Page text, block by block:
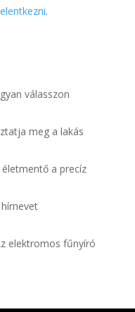
.
válasszon
meg a lakás
a precíz
elektromos fűnyíró